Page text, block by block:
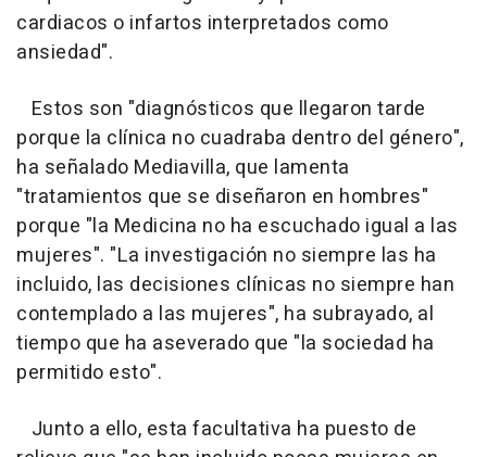
cardiacos o infartos interpretados como
ansiedad".
Estos son "diagnósticos que llegaron tarde
porque la clínica no cuadraba dentro del género",
ha señalado Mediavilla, que lamenta
"tratamientos que se diseñaron en hombres"
porque "la Medicina no ha escuchado igual a las
mujeres". "La investigación no siempre las ha
incluido, las decisiones clínicas no siempre han
contemplado a las mujeres", ha subrayado, al
tiempo que ha aseverado que "la sociedad ha
permitido esto".
Junto a ello, esta facultativa ha puesto de